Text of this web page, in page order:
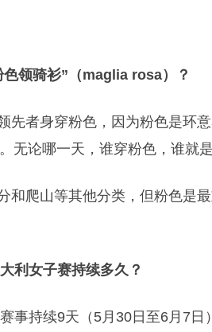
色领骑衫”（maglia rosa）？
先者身穿粉色，因为粉色是环
无论哪一天，谁穿粉色，谁就
和爬山等其他分类，但粉色是
利女子赛持续多久？
事持续9天（5月30日至6月7